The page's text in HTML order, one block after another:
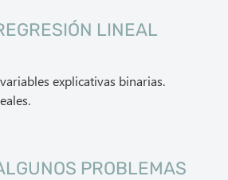
LINEAL
explicativas binarias.
PROBLEMAS